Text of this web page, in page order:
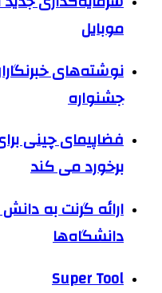
موبایل
نوشته‌های
جشنواره
فضاپیمای چینی
برخورد می کند
ارائه گرنت به دانش
دانشگاه‌ها
Super Tool